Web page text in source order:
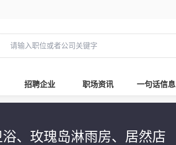
招聘企业 职场资讯 一句话信息
、玫瑰岛淋雨房、居然店